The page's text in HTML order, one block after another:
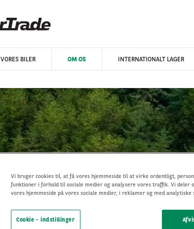
VORES BILER OM OS INTERNATIONALT LAGER
OM OS
Vi bruger cookies til, at få vores hjemmeside til at virke ordentligt,
funktioner i forhold til sociale medier og analysere vores traffik. Vi deler
vores hjemmeside på vores sociale medier, i reklamer og med analytiske
Cookie - indstillinger